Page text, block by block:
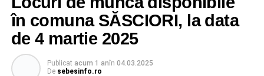
în comuna SĂSCIORI, la data
de 4 martie 2025
Publicat acum 1 anîn 04.03.2025
De sebesinfo.ro